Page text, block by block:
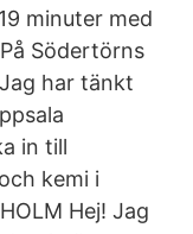
minuter med
Södertörns
har tänkt
in till
kemi i
Hej! Jag